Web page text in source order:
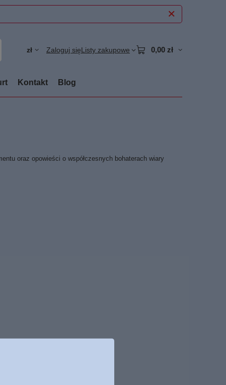
zł Zaloguj sięListy zakupowe 0,00 zł
Kontakt Blog
oraz opowieści o współczesnych bohaterach wiary